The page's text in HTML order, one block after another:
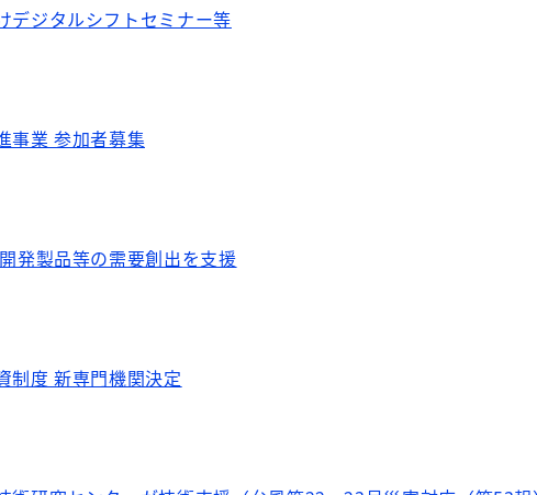
デジタルシフトセミナー等
事業 参加者募集
発製品等の需要創出を支援
制度 新専門機関決定